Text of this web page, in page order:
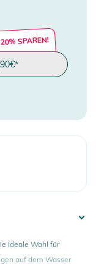
20% SPAREN!
€*
ideale Wahl für
auf dem Wasser